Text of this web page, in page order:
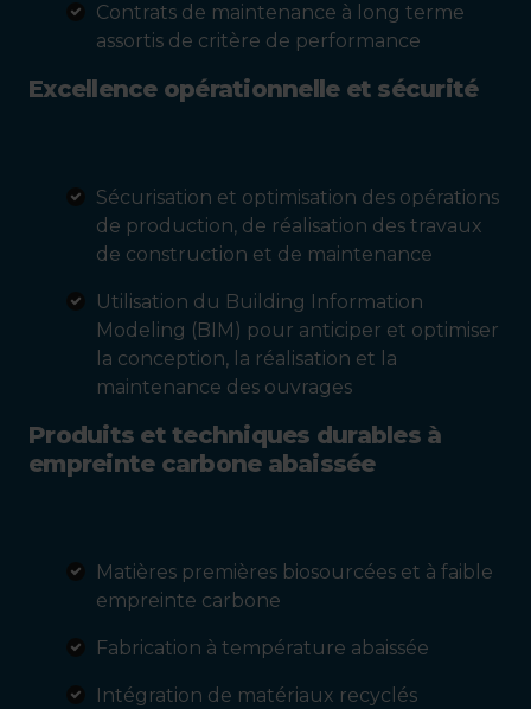
Produits et techniques durables à
empreinte carbone abaissée
Matières premières biosourcées et à faible
empreinte carbone
Fabrication à température abaissée
Intégration de matériaux recyclés
Contrats de maintenance à long terme
assortis de critère de performance
Excellence opérationnelle et sécurité
Sécurisation et optimisation des opérations
de production, de réalisation des travaux
de construction et de maintenance
Utilisation du Building Information
Modeling (BIM) pour anticiper et optimiser
la conception, la réalisation et la
maintenance des ouvrages